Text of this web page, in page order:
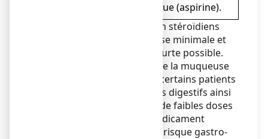
de l'acide acétylsalicylique (aspirine).
Les anti-inflammatoires non stéroïdiens
doivent être utilisés à la dose minimale et
pendant la durée la plus courte possible.
Un traitement protecteur de la muqueuse
pourra être envisagé chez certains patients
présentant des antécédents digestifs ainsi
que chez ceux nécessitant de faibles doses
d’aspirine ou tout autre médicament
susceptible d’augmenter le risque gastro-